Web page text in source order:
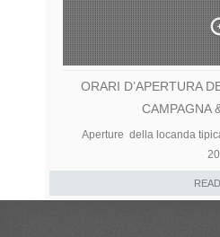
ORARI D’APERTURA
CAMPAGNA
Aperture della locanda